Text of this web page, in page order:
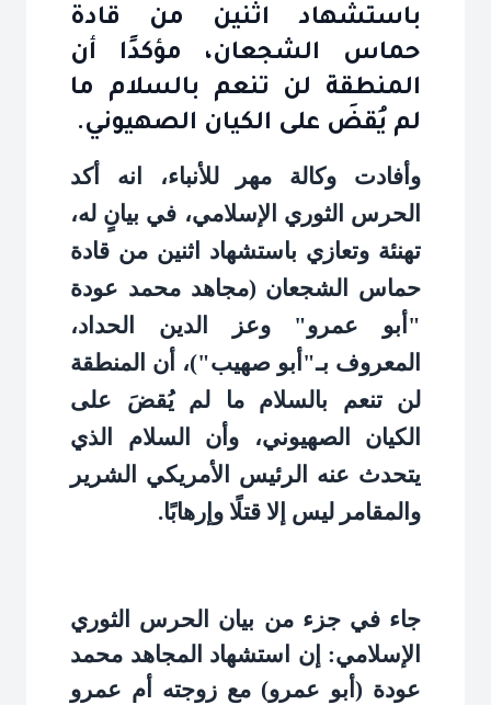
باستشهاد اثنين من قادة
حماس الشجعان، مؤكدًا أن
المنطقة لن تنعم بالسلام ما
لم يُقضَ على الكيان الصهيوني.
وأفادت وكالة مهر للأنباء، انه أكد
الحرس الثوري الإسلامي، في بيانٍ له،
تهنئة وتعازي باستشهاد اثنين من قادة
حماس الشجعان (مجاهد محمد عودة
"أبو عمرو" وعز الدين الحداد،
المعروف بـ"أبو صهيب")، أن المنطقة
لن تنعم بالسلام ما لم يُقضَ على
الكيان الصهيوني، وأن السلام الذي
يتحدث عنه الرئيس الأمريكي الشرير
والمقامر ليس إلا قتلًا وإرهابًا.
جاء في جزء من بيان الحرس الثوري
الإسلامي: إن استشهاد المجاهد محمد
عودة (أبو عمرو) مع زوجته أم عمرو